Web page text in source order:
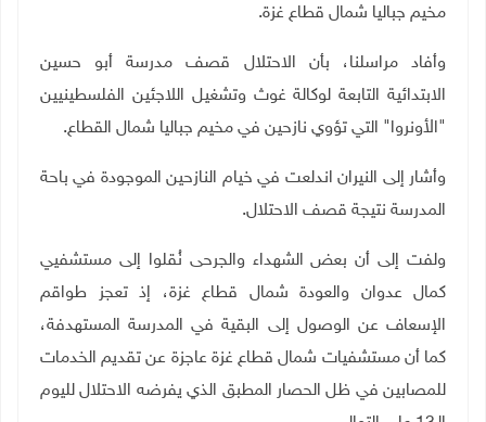
مخيم جباليا شمال قطاع غزة.
وأفاد مراسلنا، بأن الاحتلال قصف مدرسة أبو حسين
الابتدائية التابعة لوكالة غوث وتشغيل اللاجئين الفلسطينيين
"الأونروا" التي تؤوي نازحين في مخيم جباليا شمال القطاع.
وأشار إلى النيران اندلعت في خيام النازحين الموجودة في باحة
المدرسة نتيجة قصف الاحتلال.
ولفت إلى أن بعض الشهداء والجرحى نُقلوا إلى مستشفيي
كمال عدوان والعودة شمال قطاع غزة، إذ تعجز طواقم
الإسعاف عن الوصول إلى البقية في المدرسة المستهدفة،
كما أن مستشفيات شمال قطاع غزة عاجزة عن تقديم الخدمات
للمصابين في ظل الحصار المطبق الذي يفرضه الاحتلال لليوم